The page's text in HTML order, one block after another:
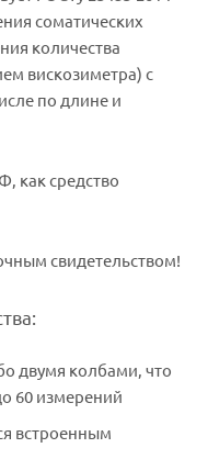
соматических
количества
вискозиметра) с
по длине и
как средство
свидетельством!
двумя колбами, что
60 измерений
встроенным